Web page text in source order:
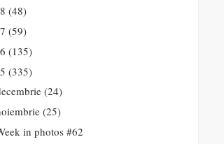
(48)
(59)
(135)
(335)
(24)
(25)
in photos #62